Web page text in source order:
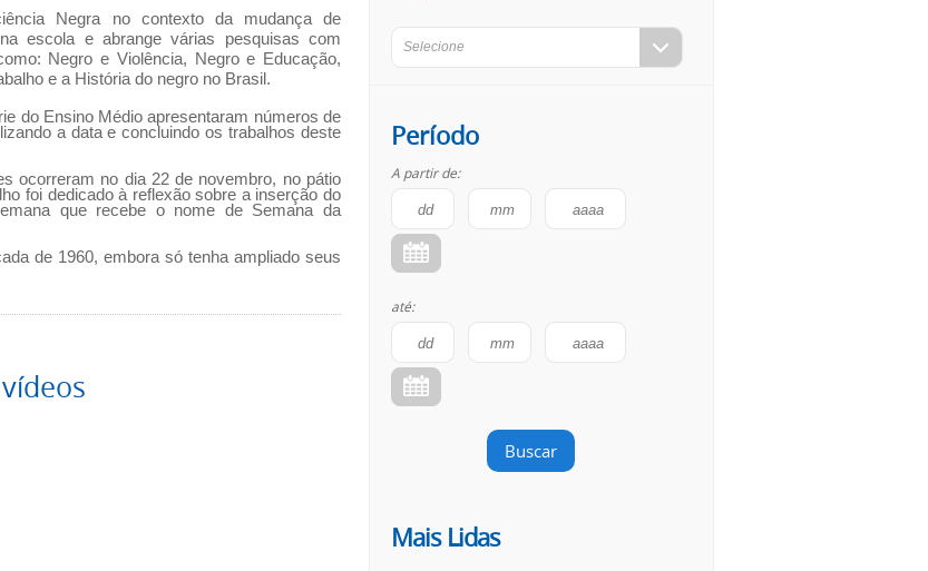
Negra no contexto da mudança de
escola e abrange várias pesquisas com
Negro e Violência, Negro e Educação,
e a História do negro no Brasil.
do Ensino Médio apresentaram números de
a data e concluindo os trabalhos deste
ocorreram no dia 22 de novembro, no pátio
foi dedicado à reflexão sobre a inserção do
que recebe o nome de Semana da
de 1960, embora só tenha ampliado seus
Selecione
Período
A partir de:
até:
Buscar
Mais Lidas